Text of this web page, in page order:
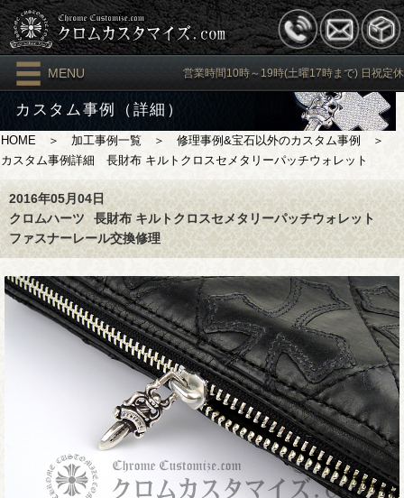
MENU 営業時間10時～19時(土曜17時まで) 日祝定休
カスタム事例（詳細）
HOME ＞ 加工事例一覧 ＞ 修理事例&宝石以外のカスタム事例
＞
カスタム事例詳細 長財布 キルトクロスセメタリーパッチウォレット
2016年05月04日
クロムハーツ
長財布 キルトクロスセメタリーパッチウォレット
ファスナーレール交換修理